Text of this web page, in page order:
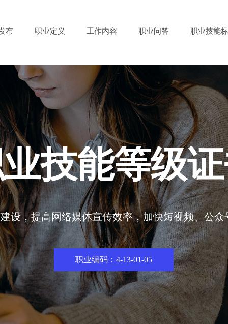
职业编码：4-13-01-05
技能等级
设，提高网络媒体宣传效率，加快短视频、公
布 职业定义 工作内容 职业问答 职业技能